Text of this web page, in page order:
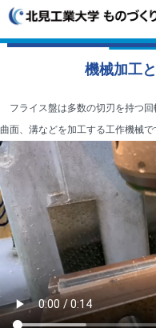
機械加工
フライス盤は多数の切刃を持つ回
曲面、溝などを加工する工作機械で